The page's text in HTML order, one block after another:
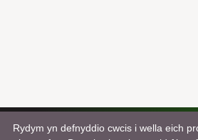
Rydym yn defnyddio cwcis i wella eich